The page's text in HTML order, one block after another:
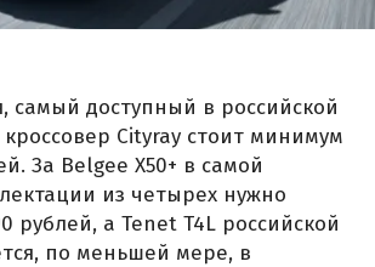
самый доступный в российской
Cityray стоит минимум
За Belgee X50+ в самой
из четырех нужно
рублей, а Tenet T4L российской
по меньшей мере, в